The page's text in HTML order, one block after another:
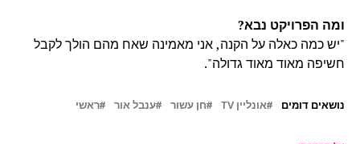
ומה הפרויקט נבא?
"יש כמה כאלה על הקנה, אני מאמינה שאח מהם הולך לקבל
חשיפה מאוד מאוד גדולה".
נושאים דומים אונליין TV חן עשור ענבל אור ראשי